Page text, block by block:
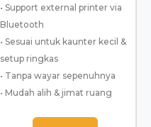
• Support external printer via
Bluetooth
• Sesuai untuk kaunter kecil &
setup ringkas
• Tanpa wayar sepenuhnya
• Mudah alih & jimat ruang